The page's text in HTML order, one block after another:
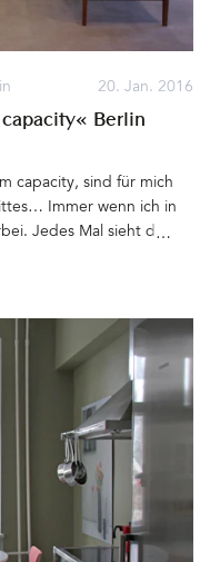
20. Jan. 2016
Berlin
capacity, sind für mich
Immer wenn ich in
Jedes Mal sieht der
wieder
Mal die Wand im
Pendelleuchten
capacity, Linienstraße
Sa von 13.00 bis 19.00
hier und hier berichtet.
Designläden« sind die